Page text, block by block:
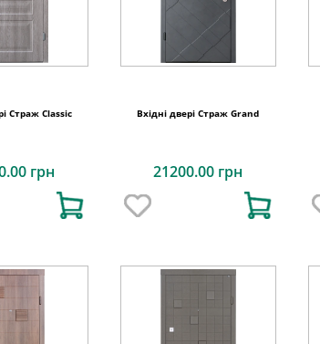
Страж Classic
грн
Вхідні двері Страж Grand
21200.00 грн